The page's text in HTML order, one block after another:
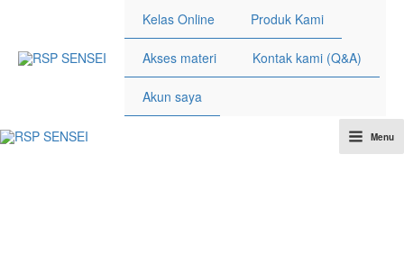
Kelas Online Produk Kami
Akses materi Kontak kami (Q&A)
Akun saya
Main
Menu